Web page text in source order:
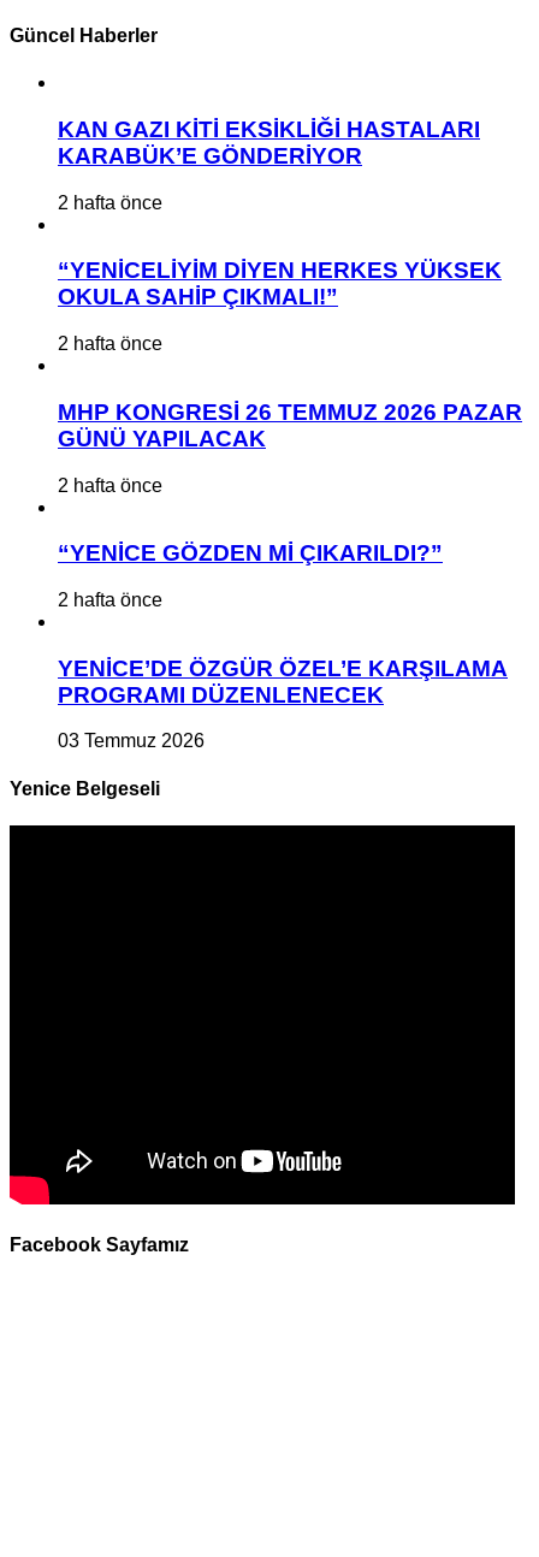
Güncel Haberler
KAN GAZI KİTİ EKSİKLİĞİ HASTALARI
KARABÜK’E GÖNDERİYOR
2 hafta önce
“YENİCELİYİM DİYEN HERKES YÜKSEK
OKULA SAHİP ÇIKMALI!”
2 hafta önce
MHP KONGRESİ 26 TEMMUZ 2026 PAZAR
GÜNÜ YAPILACAK
2 hafta önce
“YENİCE GÖZDEN Mİ ÇIKARILDI?”
2 hafta önce
YENİCE’DE ÖZGÜR ÖZEL’E KARŞILAMA
PROGRAMI DÜZENLENECEK
03 Temmuz 2026
Yenice Belgeseli
Facebook Sayfamız